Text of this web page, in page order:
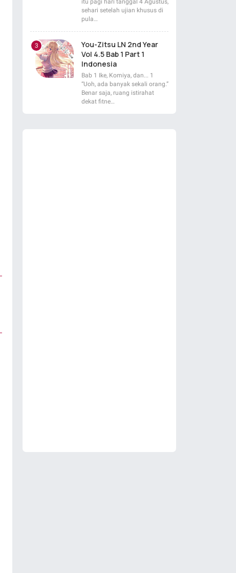
itu pagi hari tanggal 4 Agustus,
sehari setelah ujian khusus di
pula…
You-Zitsu LN 2nd Year
Vol 4.5 Bab 1 Part 1
Indonesia
Bab 1 Ike, Komiya, dan... 1
“Uoh, ada banyak sekali orang.”
Benar saja, ruang istirahat
dekat fitne…